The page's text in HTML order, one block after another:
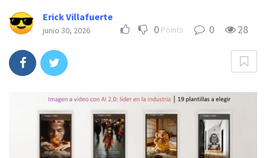
Erick Villafuerte
junio 30, 2026 0 Points 0 28